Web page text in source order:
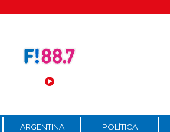
ARGENTINA POLÍTICA